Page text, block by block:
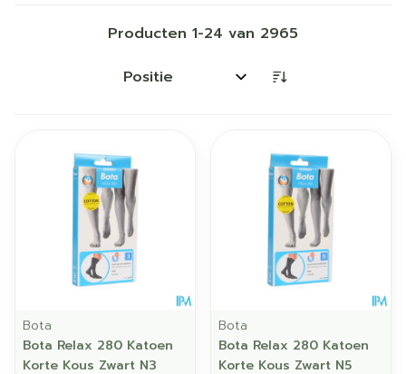
Producten 1-24 van 2965
Sorteer op:
Bota
Bota Relax 280 Katoen
Korte Kous Zwart N3
Bota
Bota Relax 280 Katoen
Korte Kous Zwart N5